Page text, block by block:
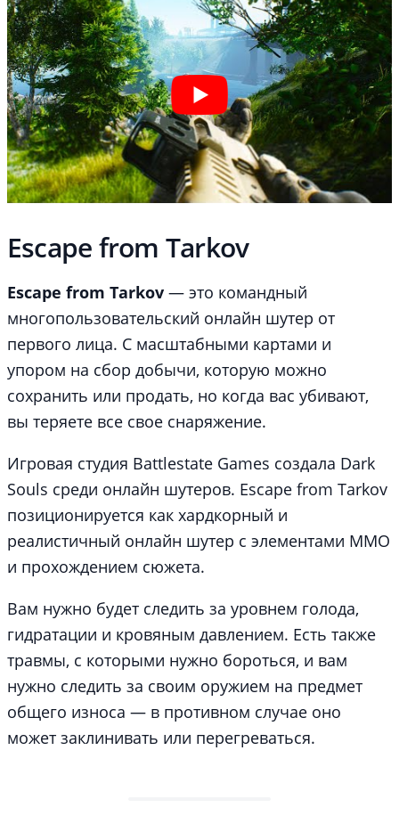
Escape from Tarkov
Escape from Tarkov — это командный
многопользовательский онлайн шутер от
первого лица. С масштабными картами и
упором на сбор добычи, которую можно
сохранить или продать, но когда вас убивают,
вы теряете все свое снаряжение.
Игровая студия Battlestate Games создала Dark
Souls среди онлайн шутеров. Escape from Tarkov
позиционируется как хардкорный и
реалистичный онлайн шутер с элементами MMO
и прохождением сюжета.
Вам нужно будет следить за уровнем голода,
гидратации и кровяным давлением. Есть также
травмы, с которыми нужно бороться, и вам
нужно следить за своим оружием на предмет
общего износа — в противном случае оно
может заклинивать или перегреваться.